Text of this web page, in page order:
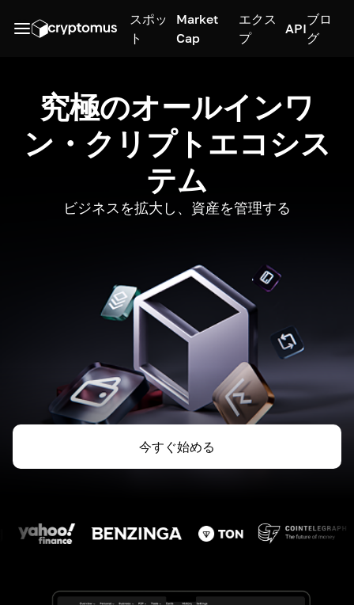
スポッ
ト
Market
Cap
エクス
プ
API
ブロ
グ
究極のオールインワ
ン・クリプトエコシス
テム
ビジネスを拡大し、資産を管理する
今すぐ始める